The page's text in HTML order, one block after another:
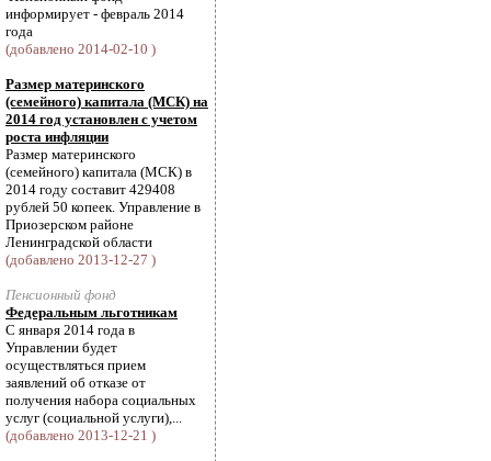
информирует - февраль 2014
года
(добавлено 2014-02-10 )
Размер материнского
(семейного) капитала (МСК) на
2014 год установлен с учетом
роста инфляции
Размер материнского
(семейного) капитала (МСК) в
2014 году составит 429408
рублей 50 копеек. Управление в
Приозерском районе
Ленинградской области
(добавлено 2013-12-27 )
Пенсионный фонд
Федеральным льготникам
С января 2014 года в
Управлении будет
осуществляться прием
заявлений об отказе от
получения набора социальных
услуг (социальной услуги),...
(добавлено 2013-12-21 )